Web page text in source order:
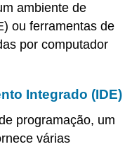
ambiente de
ou ferramentas de
por computador
Integrado (IDE)
programação, um
várias